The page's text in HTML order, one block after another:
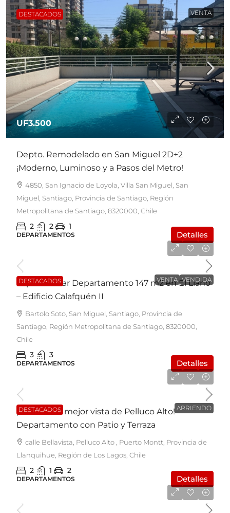
DESTACADOS VENTA
UF3.500
Depto. Remodelado en San Miguel 2D+2
¡Moderno, Luminoso y a Pasos del Metro!
4850, San Ignacio de Loyola, Villa San Miguel, San
Miguel, Santiago, Provincia de Santiago, Región
Metropolitana de Santiago, 8320000, Chile
2 2 1
DEPARTAMENTOS Detalles
DESTACADOS VENTA VENDIDA
Espectacular Departamento 147 m2 en El Llano
– Edificio Calafquén II
Bartolo Soto, San Miguel, Santiago, Provincia de
Santiago, Región Metropolitana de Santiago, 8320000,
Chile
3 3
DEPARTAMENTOS Detalles
DESTACADOS ARRIENDO
¡Vive con la mejor vista de Pelluco Alto!
Departamento con Patio y Terraza
calle Bellavista, Pelluco Alto , Puerto Montt, Provincia de
Llanquihue, Región de Los Lagos, Chile
2 1 2
DEPARTAMENTOS Detalles